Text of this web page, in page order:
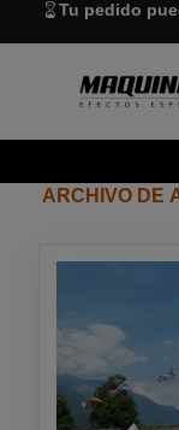
Tu pedido
ARCHIVO DE